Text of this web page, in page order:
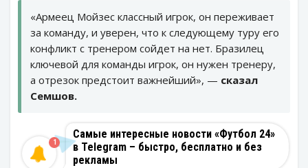
«Армеец Мойзес классный игрок, он переживает
за команду, и уверен, что к следующему туру его
конфликт с тренером сойдет на нет. Бразилец
ключевой для команды игрок, он нужен тренеру,
а отрезок предстоит важнейший», — сказал
Семшов.
Самые интересные новости «Футбол 24»
в Telegram – быстро, бесплатно и без
рекламы
1